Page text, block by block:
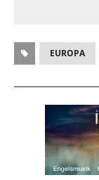
EUROPA